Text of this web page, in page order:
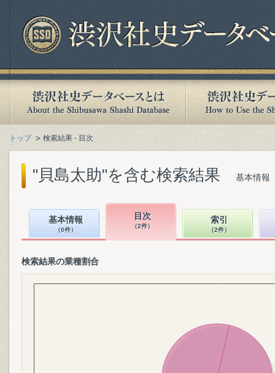
トップ 検索結果 - 目次
"貝島太助"を含む検索結果 基本情報
基本情報
（0件）
目次
（2件）
索引
（2件）
検索結果の業種割合